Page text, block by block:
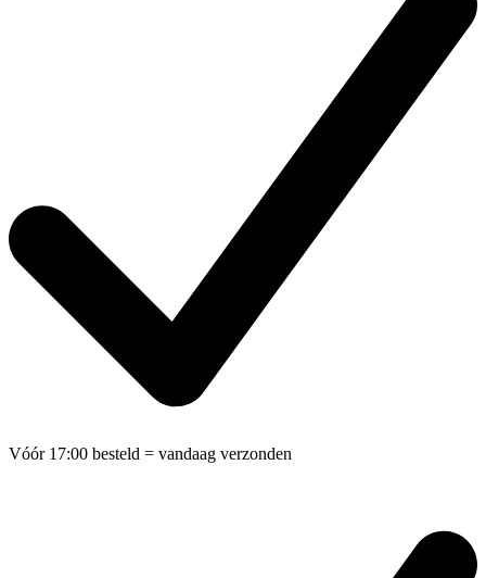
Vóór 17:00 besteld = vandaag verzonden